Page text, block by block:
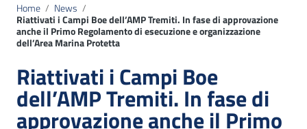
Home / News /
Riattivati i Campi Boe dell’AMP Tremiti. In fase di approvazione
anche il Primo Regolamento di esecuzione e organizzazione
dell’Area Marina Protetta
Riattivati i Campi Boe
dell’AMP Tremiti. In fase di
approvazione anche il Primo